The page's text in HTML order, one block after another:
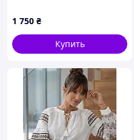
1 750 ₴
Купить